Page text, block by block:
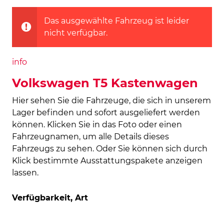
Das ausgewählte Fahrzeug ist leider
nicht verfügbar.
info
Volkswagen T5 Kastenwagen
Hier sehen Sie die Fahrzeuge, die sich in unserem
Lager befinden und sofort ausgeliefert werden
können. Klicken Sie in das Foto oder einen
Fahrzeugnamen, um alle Details dieses
Fahrzeugs zu sehen. Oder Sie können sich durch
Klick bestimmte Ausstattungspakete anzeigen
lassen.
Verfügbarkeit, Art